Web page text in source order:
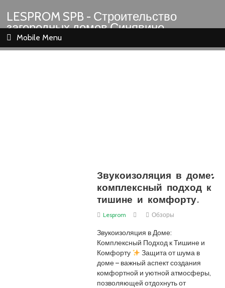
LESPROM SPB - Строительство
загородных домов Синявино
Шлиссельбург Кировск Назия
Mobile Menu
Звукоизоляция в доме:
комплексный подход к
тишине и комфорту.
Lesprom Обзоры
Звукоизоляция в Доме:
Комплексный Подход к Тишине и
Комфорту
Защита от шума в
доме – важный аспект создания
комфортной и уютной атмосферы,
позволяющей отдохнуть от